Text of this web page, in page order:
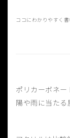
ココにわかりやすく
ポリカーボネ
陽や雨に当たる